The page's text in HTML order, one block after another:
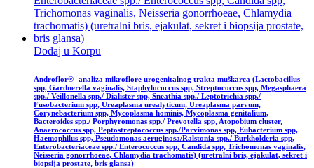
Dodaj u Korpu
Androflor®- analiza mikroflore urogenitalnog trakta muškarca (Lactobacillus
spp, Gardnerella vaginalis, Staphylococcus spp, Streptococcus spp, Megasphaera
spp./ Veillonella spp./ Dialister spp, Sneathia spp./ Leptotrichia spp./
Fusobacterium spp, Ureaplasma urealyticum, Ureaplasma parvum,
Corynebacterium spp, Mycoplasma hominis, Mycoplasma genitalium,
Bacteroides spp./ Porphyromonas spp./ Prevotella spp, Atopobium cluster,
Anaerococcus spp, Peptostreptococcus spp./Parvimonas spp, Eubacterium spp,
Haemophilus spp, Pseudomonas aeruginosa/Ralstonia spp./ Burkholderia spp,
Enterobacteriaceae spp./ Enterococcus spp, Candida spp, Trichomonas vaginalis,
Neisseria gonorrhoeae, Chlamydia trachomatis) (uretralni bris, ejakulat, sekret i
biopsija prostate, bris glansa)